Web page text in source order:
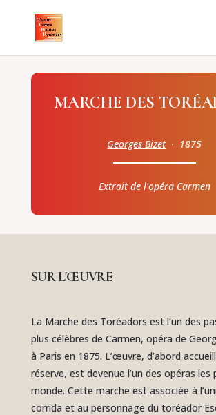
MARCHE DES
Georges Bizet· 1875
Extrait de l'opéra Carmen
SUR L'ŒUVRE
La Marche des Toréadors est l’un des
plus célèbres de Carmen, opéra de
à Paris en 1875. L’œuvre, d’abord
réserve, est devenue l’un des opéras les
monde. Cette marche est associée à
corrida et au personnage du toréador